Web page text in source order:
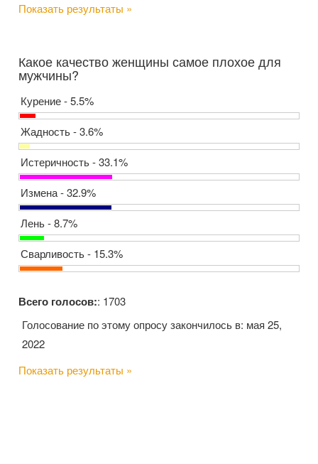
Показать результаты »
Какое качество женщины самое плохое для
мужчины?
Курение - 5.5%
Жадность - 3.6%
Истеричность - 33.1%
Измена - 32.9%
Лень - 8.7%
Сварливость - 15.3%
Всего голосов:: 1703
Голосование по этому опросу закончилось в: мая 25,
2022
Показать результаты »